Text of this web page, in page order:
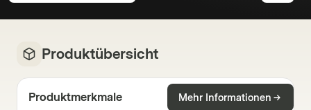
Produktübersicht
Produktmerkmale Mehr Informationen